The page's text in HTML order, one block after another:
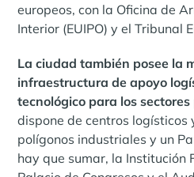
europeos, con la Oficina de
Interior (EUIPO) y el Tribunal
La ciudad también posee la
infraestructura de apoyo
tecnológico para los
dispone de centros logísticos
polígonos industriales y un
hay que sumar, la Institución